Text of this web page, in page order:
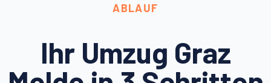
ABLAUF
Ihr Umzug Graz